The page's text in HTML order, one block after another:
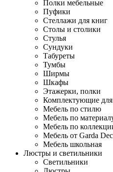
Полки мебельные
Пуфики
Стеллажи для книг
Столы и столики
Стулья
Сундуки
Табуреты
Тумбы
Ширмы
Шкафы
Этажерки, полки
Комплектующие для
Мебель по стилю
Мебель по
Мебель по
Мебель от Garda
Мебель школьная
Люстры и светильники
Светильники